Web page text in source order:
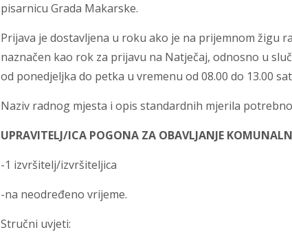
pisarnicu Grada Makarske.
Prijava je dostavljena u roku ako je na prijemnom žigu
naznačen kao rok za prijavu na Natječaj, odnosno u
od ponedjeljka do petka u vremenu od 08.00 do 13.00
Naziv radnog mjesta i opis standardnih mjerila
UPRAVITELJ/ICA POGONA ZA OBAVLJANJE
-1 izvršitelj/izvršiteljica
-na neodređeno vrijeme.
Stručni uvjeti: